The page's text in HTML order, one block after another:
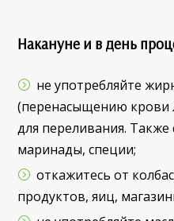
Накануне и в день
не употребляйте
(перенасыщению крови
для переливания.
маринады, специи;
откажитесь от
продуктов, яиц,